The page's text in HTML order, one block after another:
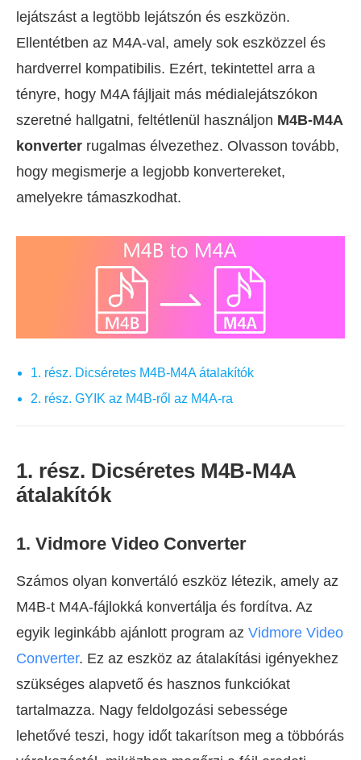
lejátszást a legtöbb lejátszón és eszközön.
Ellentétben az M4A-val, amely sok eszközzel és
hardverrel kompatibilis. Ezért, tekintettel arra a
tényre, hogy M4A fájljait más médialejátszókon
szeretné hallgatni, feltétlenül használjon M4B-M4A
konverter rugalmas élvezethez. Olvasson tovább,
hogy megismerje a legjobb konvertereket,
amelyekre támaszkodhat.
1. rész. Dicséretes M4B-M4A átalakítók
2. rész. GYIK az M4B-ről az M4A-ra
1. rész. Dicséretes M4B-M4A
átalakítók
1. Vidmore Video Converter
Számos olyan konvertáló eszköz létezik, amely az
M4B-t M4A-fájlokká konvertálja és fordítva. Az
egyik leginkább ajánlott program az Vidmore Video
Converter. Ez az eszköz az átalakítási igényekhez
szükséges alapvető és hasznos funkciókat
tartalmazza. Nagy feldolgozási sebessége
lehetővé teszi, hogy időt takarítson meg a többórás